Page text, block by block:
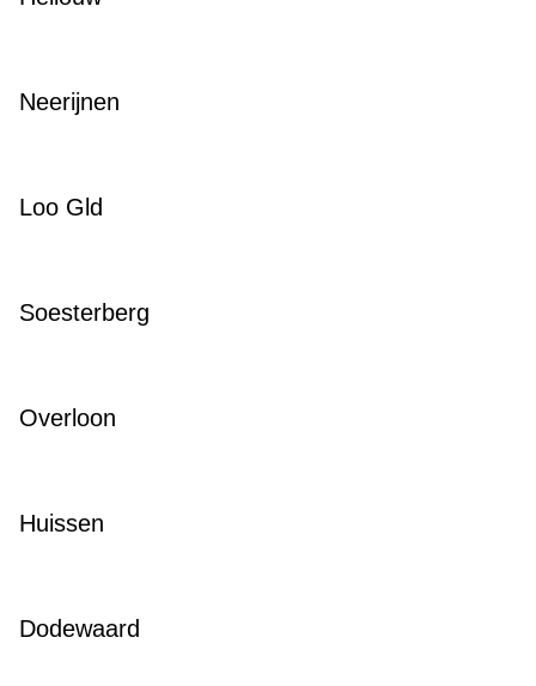
Neerijnen
Loo Gld
Soesterberg
Overloon
Huissen
Dodewaard